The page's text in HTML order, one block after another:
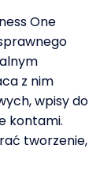
One
z nim
wpisy do
kontami.
tworzenie,